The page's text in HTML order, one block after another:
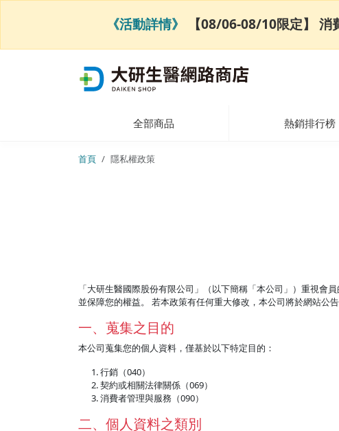
全部商品 熱銷排行榜
首頁
隱私權政策
「大研生醫國際股份有限公司」（以下簡稱「本公司」）重視會
並保障您的權益。 若本政策有任何重大修改，本公司將於網站公
一、蒐集之目的
本公司蒐集您的個人資料，僅基於以下特定目的：
行銷（040）
契約或相關法律關係（069）
消費者管理與服務（090）
二、個人資料之類別
《活動詳情》 【08/06-08/10限定】 消